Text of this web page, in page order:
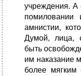
учреждения. А
амнистии,
Думой, лица,
быть
им наказание
более мягким